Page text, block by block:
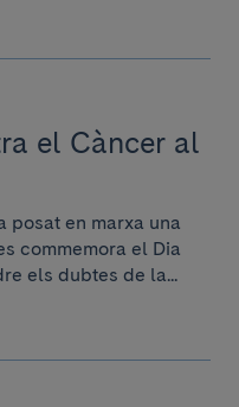
el Càncer al
posat en marxa una
commemora el Dia
els dubtes de la...